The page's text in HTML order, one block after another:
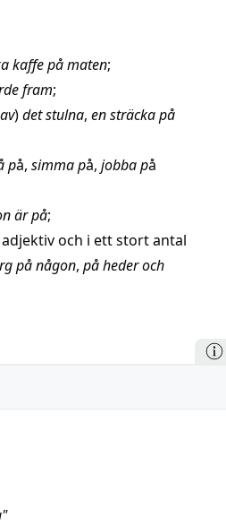
kaffepå maten;
fram;
av)det stulna, ensträckapå
på, simmapå, jobbapå
är på;
adjektivoch i ettstortantal
på någon, påhederoch